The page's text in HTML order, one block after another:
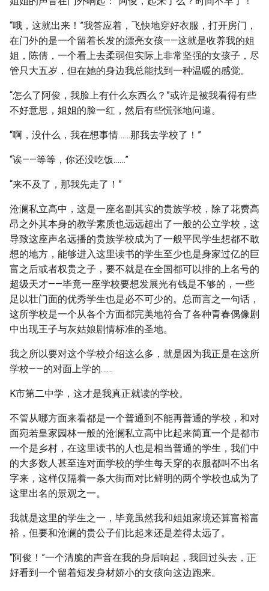
“哦，这就出来！”我答应着，飞快地穿好衣服，打开房门，
在门外的是一个留着长发的漂亮女孩——这就是收养我的姐
姐，陈倩，一个看上去柔弱但实际上非常坚强的女孩子，尽
管只大五岁，但在她的身边我总能找到一种温暖的感觉。
“怎么了阿俊，我脸上有什么东西么？”或许是被我看得有些
不好意思，姐姐的脸一红，然后有些慌张地问道。
“啊，没什么，我在想事情……那我去学校了！”
“诶——等等，你还没吃饭……”
“来不及了，那我先走了！”
沧澜私立高中，这是一座名副其实的贵族学校，除了花费高
昂之外其本身的教学素质也远远超出了一般的公立学校，这
导致这座声名远播的贵族学校成为了一般平民学生想都不敢
想的地方，能够进入这里读书的学生至少也是身家过亿的巨
富之后或者权贵之子，要不就是在全国都可以排的上名号的
超级天才——毕竟一座学校要想发展光有钱是不够的，一些
足以壮门面的优秀学生也是必不可少的。总而言之一句话，
这所学校是一个从各个方面都完美地符合了各种青春偶像剧
中出现王子与灰姑娘剧情标准的圣地。
我之所以要对这个学校介绍这么多，就是因为我正是在这所
学校——的对面上学的……
K市第二中学，这才是我真正就读的学校。
不管从哪方面来看都是一个普通到不能再普通的学校，和对
面宛若皇家园林一般的沧澜私立高中比起来简直一个是都市
一个是乡村，在这里读书的人也是相当普通的学生，我们中
的大多数人甚至连对面学校的学生每天穿的衣服都叫不出名
字来，这样仅隔着一条大街而对比鲜明的两个学校也成为了
这里出名的景观之一。
我就是这里的学生之一，毕竟虽然我和姐姐家境还算富裕富
裕，但要和沧澜的贵公子们比起来还是差得太远了。
“阿俊！”一个清脆的声音在我的身后响起，我回过头去，正
好看到一个留着短发身材娇小的女孩向这边跑来。